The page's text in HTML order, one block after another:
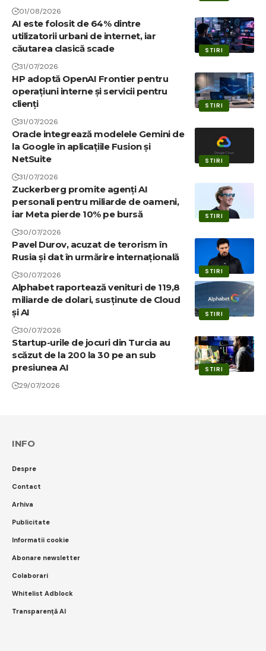
01/08/2026
STIRI
AI este folosit de 64% dintre
utilizatorii urbani de internet, iar
căutarea clasică scade
31/07/2026
STIRI
HP adoptă OpenAI Frontier pentru
operațiuni interne și servicii pentru
clienți
31/07/2026
STIRI
Oracle integrează modelele Gemini de
la Google în aplicațiile Fusion și
NetSuite
31/07/2026
STIRI
Zuckerberg promite agenți AI
personali pentru miliarde de oameni,
iar Meta pierde 10% pe bursă
30/07/2026
STIRI
Pavel Durov, acuzat de terorism în
Rusia și dat în urmărire internațională
30/07/2026
STIRI
Alphabet raportează venituri de 119,8
miliarde de dolari, susținute de Cloud
și AI
30/07/2026
STIRI
Startup-urile de jocuri din Turcia au
scăzut de la 200 la 30 pe an sub
presiunea AI
29/07/2026
INFO
Despre
Contact
Arhiva
Publicitate
Informatii cookie
Abonare newsletter
Colaborari
Whitelist Adblock
Transparență AI